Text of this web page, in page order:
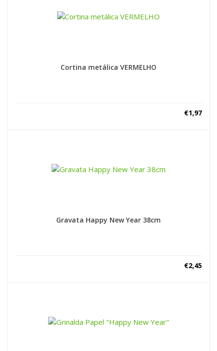
Cortina metálica VERMELHO
€1,97
Gravata Happy New Year 38cm
€2,45